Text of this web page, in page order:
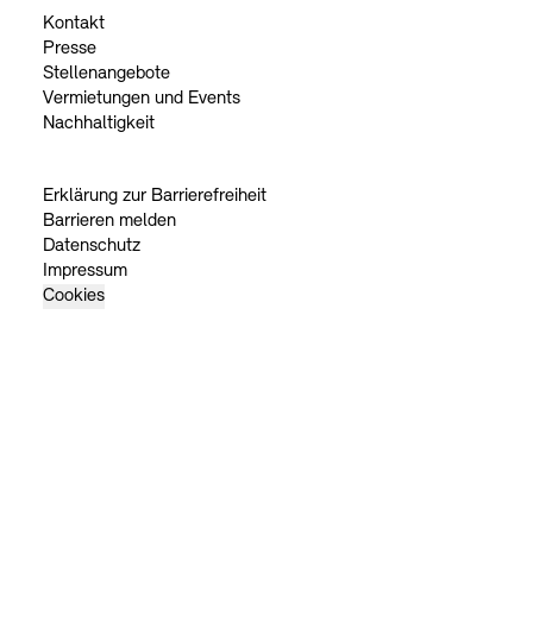
Kontakt
Presse
Stellenangebote
Vermietungen und Events
Nachhaltigkeit
Erklärung zur Barrierefreiheit
Barrieren melden
Datenschutz
Impressum
Cookies